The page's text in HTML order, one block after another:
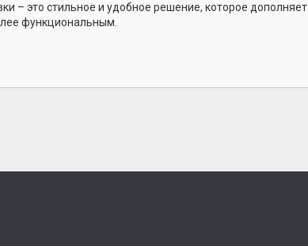
– это стильное и удобное решение, которое дополняет
функциональным.